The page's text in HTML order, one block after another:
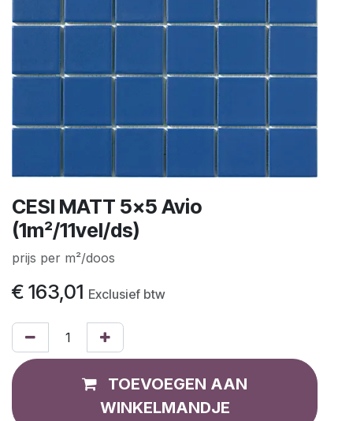
CESI MATT 5x5 Avio
(1m²/11vel/ds)
prijs per m²/doos
€ 163,01 Exclusief btw
TOEVOEGEN AAN
WINKELMANDJE